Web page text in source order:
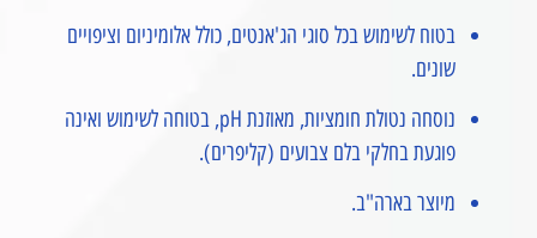
בטוח לשימוש בכל סוגי הג'אנטים, כולל אלומיניום וציפויים
שונים.
נוסחה נטולת חומציות, מאוזנת pH, בטוחה לשימוש ואינה
פוגעת בחלקי בלם צבועים (קליפרים).
מיוצר בארה"ב.